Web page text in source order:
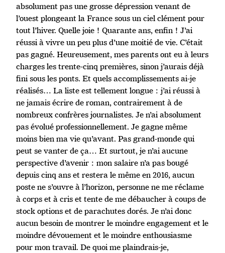
absolument pas une grosse dépression venant de
l’ouest plongeant la France sous un ciel clément pour
tout l’hiver. Quelle joie ! Quarante ans, enfin ! J’ai
réussi à vivre un peu plus d’une moitié de vie. C’était
pas gagné. Heureusement, mes parents ont eu à leurs
charges les trente-cinq premières, sinon j’aurais déjà
fini sous les ponts. Et quels accomplissements ai-je
réalisés… La liste est tellement longue : j’ai réussi à
ne jamais écrire de roman, contrairement à de
nombreux confrères journalistes. Je n’ai absolument
pas évolué professionnellement. Je gagne même
moins bien ma vie qu’avant. Pas grand-monde qui
peut se vanter de ça… Et surtout, je n’ai aucune
perspective d’avenir : mon salaire n’a pas bougé
depuis cinq ans et restera le même en 2016, aucun
poste ne s’ouvre à l’horizon, personne ne me réclame
à corps et à cris et tente de me débaucher à coups de
stock options et de parachutes dorés. Je n’ai donc
aucun besoin de montrer le moindre engagement et le
moindre dévouement et le moindre enthousiasme
pour mon travail. De quoi me plaindrais-je,